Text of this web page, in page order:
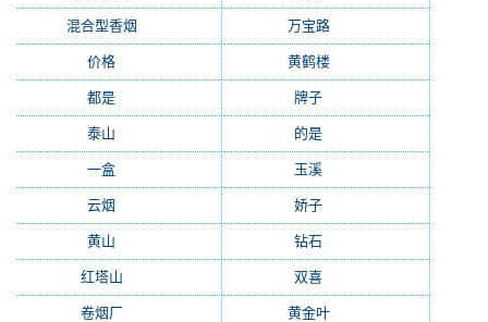
混合型香烟 万宝路(331)
价格 黄鹤楼(315)
都是 牌子
泰山 的是
一盒 玉溪
云烟 娇子
黄山 钻石
红塔山 双喜
卷烟厂(154) 黄金叶(151)